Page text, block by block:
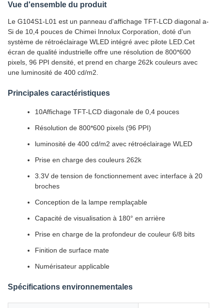
Vue d'ensemble du produit
Le G104S1-L01 est un panneau d'affichage TFT-LCD diagonal a-
Si de 10,4 pouces de Chimei Innolux Corporation, doté d'un
système de rétroéclairage WLED intégré avec pilote LED.Cet
écran de qualité industrielle offre une résolution de 800*600
pixels, 96 PPI densité, et prend en charge 262k couleurs avec
une luminosité de 400 cd/m2.
Principales caractéristiques
10Affichage TFT-LCD diagonale de 0,4 pouces
Résolution de 800*600 pixels (96 PPI)
luminosité de 400 cd/m2 avec rétroéclairage WLED
Prise en charge des couleurs 262k
3.3V de tension de fonctionnement avec interface à 20
broches
Conception de la lampe remplaçable
Capacité de visualisation à 180° en arrière
Prise en charge de la profondeur de couleur 6/8 bits
Finition de surface mate
Numérisateur applicable
Spécifications environnementales